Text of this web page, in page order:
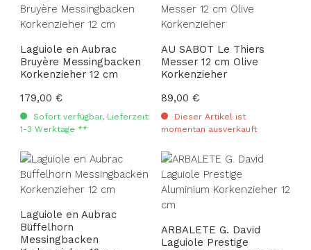
Laguiole en Aubrac
Bruyère Messingbacken
Korkenzieher 12 cm
Regulärer Preis:
179,00 €
Sofort verfügbar, Lieferzeit:
1-3 Werktage **
AU SABOT Le Thiers
Messer 12 cm Olive
Korkenzieher
Regulärer Preis:
89,00 €
Dieser Artikel ist
momentan ausverkauft
Laguiole en Aubrac
Büffelhorn
Messingbacken
ARBALETE G. David
Laguiole Prestige